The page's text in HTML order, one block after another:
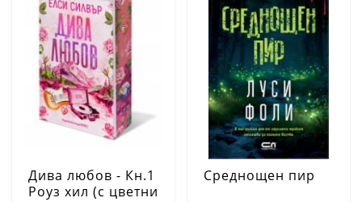
Дива любов - Кн.1
Роуз хил (с цветни
Среднощен пир